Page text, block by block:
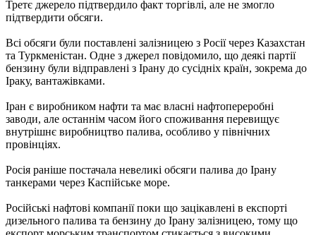
Третє джерело підтвердило факт торгівлі, але не змогло
підтвердити обсяги.
Всі обсяги були поставлені залізницею з Росії через Казахстан
та Туркменістан. Одне з джерел повідомило, що деякі партії
бензину були відправлені з Ірану до сусідніх країн, зокрема до
Іраку, вантажівками.
Іран є виробником нафти та має власні нафтопереробні
заводи, але останнім часом його споживання перевищує
внутрішнє виробництво палива, особливо у північних
провінціях.
Росія раніше постачала невеликі обсяги палива до Ірану
танкерами через Каспійське море.
Російські нафтові компанії поки що зацікавлені в експорті
дизельного палива та бензину до Ірану залізницею, тому що